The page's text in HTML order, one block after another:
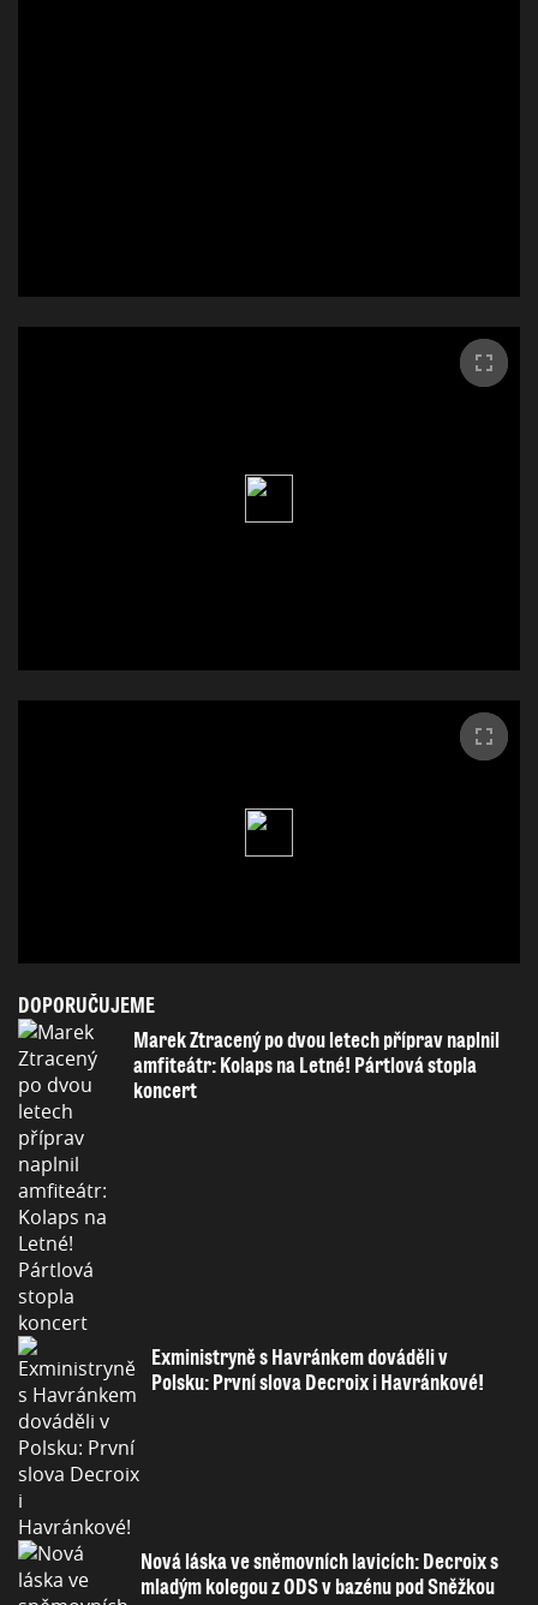
DOPORUČUJEME
Marek Ztracený po dvou letech příprav naplnil
amfiteátr: Kolaps na Letné! Pártlová stopla
koncert
Exministryně s Havránkem dováděli v
Polsku: První slova Decroix i Havránkové!
Nová láska ve sněmovních lavicích: Decroix s
mladým kolegou z ODS v bazénu pod Sněžkou